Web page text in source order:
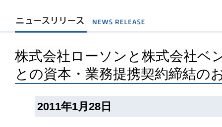
株式会社ローソンと株式会社ベ
との資本・業務提携契約締結の
2011年1月28日